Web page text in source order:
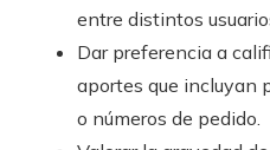
entre distintos
Dar preferencia a
aportes que incluyan
o números de pedido.